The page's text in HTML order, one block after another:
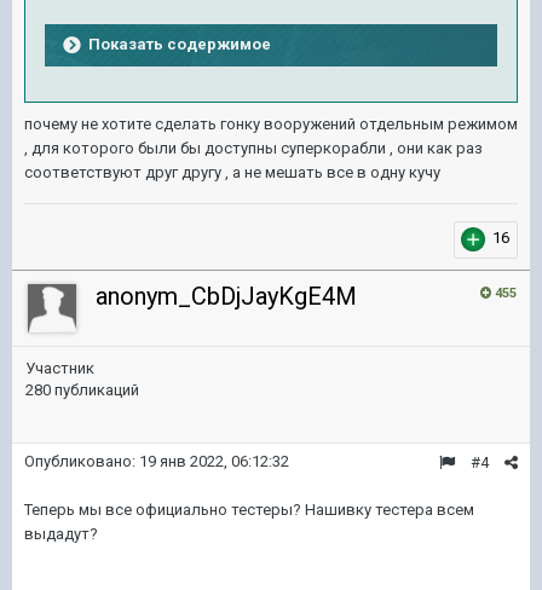
Показать содержимое
почему не хотите сделать гонку вооружений отдельным режимом
, для которого были бы доступны суперкорабли , они как раз
соответствуют друг другу , а не мешать все в одну кучу
16
455
anonym_CbDjJayKgE4M
Участник
280 публикаций
#4
Опубликовано: 19 янв 2022, 06:12:32
Теперь мы все официально тестеры? Нашивку тестера всем
выдадут?